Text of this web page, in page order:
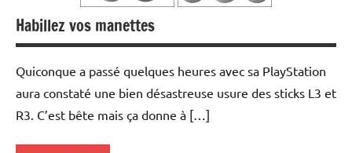
Habillez vos manettes
Quiconque a passé quelques heures avec sa PlayStation
aura constaté une bien désastreuse usure des sticks L3 et
R3. C’est bête mais ça donne à […]